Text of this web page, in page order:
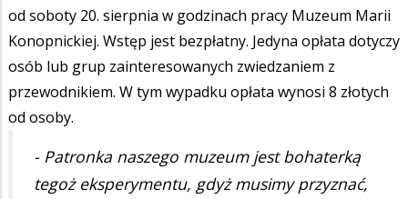
od soboty 20. sierpnia w godzinach pracy Muzeum Marii
Konopnickiej. Wstęp jest bezpłatny. Jedyna opłata dotyczy
osób lub grup zainteresowanych zwiedzaniem z
przewodnikiem. W tym wypadku opłata wynosi 8 złotych
od osoby.
- Patronka naszego muzeum jest bohaterką
tegoż eksperymentu, gdyż musimy przyznać,